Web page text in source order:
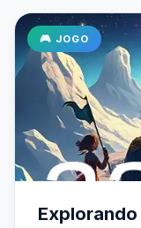
🎮 JOGO